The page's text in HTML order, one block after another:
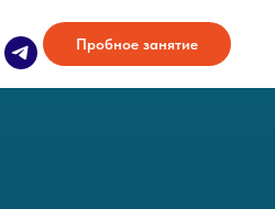
Пробное занятие